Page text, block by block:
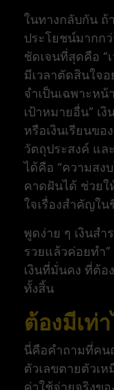
ในทางกลับกัน ถ้
ประโยชน์มากก
ชัดเจนที่สุดคือ “
มีเวลาตัดสินใจ
จำเป็นเฉพาะห
เป้าหมายอื่น” เ
หรือเงินเรียนข
วัตถุประสงค์ แล
ได้คือ “ความสง
คาดฝันได้ ช่วย
ใจเรื่องสำคัญใ
พูดง่าย ๆ เงินสำ
รวยแล้วค่อยทำ
เงินที่มั่นคง ที่ต้อ
ทั้งสิ้น
ต้องมีเท่
นี่คือคำถามที่คน
ตัวเลขตายตัวเ
ค่าใช้จ่ายจริงข